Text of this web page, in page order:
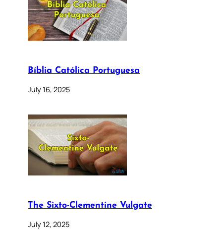
Bíblia Católica Portuguesa
July 16, 2025
The Sixto-Clementine Vulgate
July 12, 2025